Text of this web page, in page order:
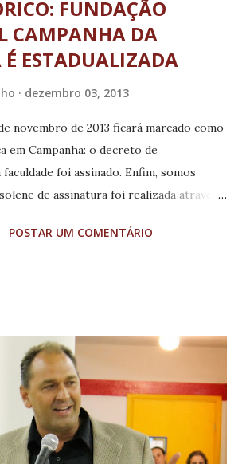
FUNDAÇÃO
CAMPANHA DA
É ESTADUALIZADA
dezembro 03, 2013
novembro de 2013 ficará marcado como
em Campanha: o decreto de
foi assinado. Enfim, somos
de assinatura foi realizada através
em Campanha, berço do Sul de
foi inaugurado o Memorial
pela colaboração para que a
concretizada. A Banda Marcial Irmão
apresentou, como forma de parabenizar a
seus discursos, o prefeito Roberto
Joana ressaltaram a importância da
POSTAR UM COMENTÁRIO